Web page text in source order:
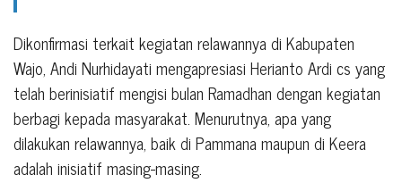
Dikonfirmasi terkait kegiatan relawannya di Kabupaten
Wajo, Andi Nurhidayati mengapresiasi Herianto Ardi cs yang
telah berinisiatif mengisi bulan Ramadhan dengan kegiatan
berbagi kepada masyarakat. Menurutnya, apa yang
dilakukan relawannya, baik di Pammana maupun di Keera
adalah inisiatif masing-masing.